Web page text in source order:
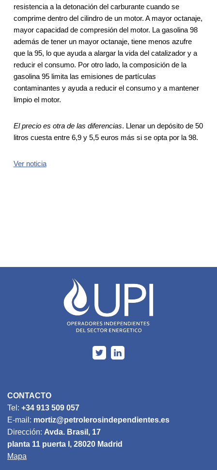
resistencia a la detonación del carburante cuando se
comprime dentro del cilindro de un motor. A mayor octanaje,
mayor capacidad de compresión del motor. La gasolina 98
además de tener un mayor octanaje, tiene menos azufre
que la 95, lo que ayuda a alargar la vida del catalizador y a
reducir el consumo. Por otro lado, la composición de la
gasolina 95 limita las emisiones de partículas
contaminantes y ayuda a reducir el consumo y a mantener
limpio el motor.
El precio es otra de las diferencias. Llenar un depósito de 50
litros cuesta entre 6,9 y 5,5 euros más si se opta por la 98.
Ver noticia
CONTACTO
Tel: +34 913 509 057
E-mail: mortiz@petrolerosindependientes.es
Dirección: Avda. Brasil, 17
planta 11 puerta I, 28020 Madrid
Mapa